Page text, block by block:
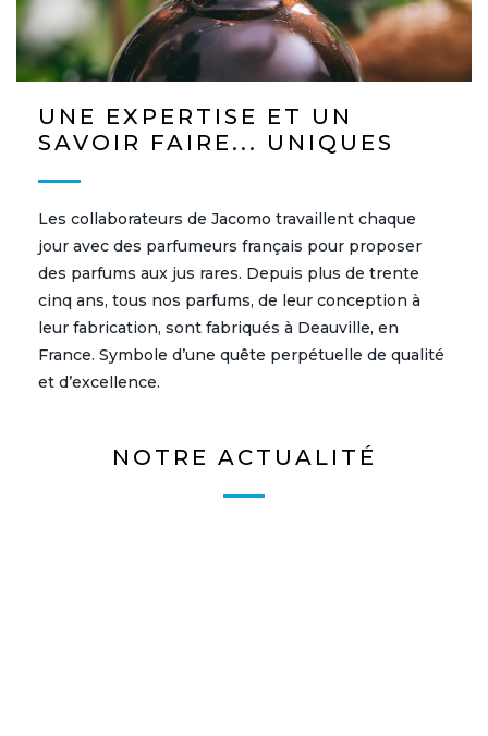
UNE EXPERTISE ET UN
SAVOIR FAIRE... UNIQUES
Les collaborateurs de Jacomo travaillent chaque
jour avec des parfumeurs français pour proposer
des parfums aux jus rares. Depuis plus de trente
cinq ans, tous nos parfums, de leur conception à
leur fabrication, sont fabriqués à Deauville, en
France. Symbole d’une quête perpétuelle de qualité
et d’excellence.
NOTRE ACTUALITÉ